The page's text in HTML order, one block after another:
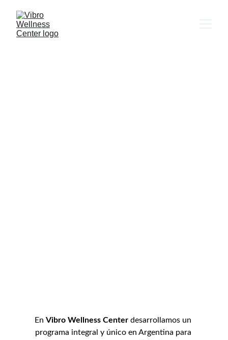
En Vibro Wellness Center desarrollamos un
programa integral y único en Argentina para